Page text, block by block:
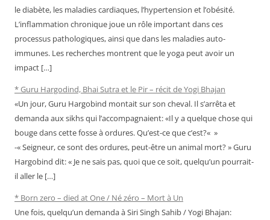
le diabète, les maladies cardiaques, l’hypertension et l’obésité.
L’inflammation chronique joue un rôle important dans ces
processus pathologiques, ainsi que dans les maladies auto-
immunes. Les recherches montrent que le yoga peut avoir un
impact […]
* Guru Hargodind, Bhai Sutra et le Pir – récit de Yogi Bhajan
«Un jour, Guru Hargobind montait sur son cheval. Il s’arrêta et
demanda aux sikhs qui l’accompagnaient: «Il y a quelque chose qui
bouge dans cette fosse à ordures. Qu’est-ce que c’est?« »
-« Seigneur, ce sont des ordures, peut-être un animal mort? » Guru
Hargobind dit: « Je ne sais pas, quoi que ce soit, quelqu’un pourrait-
il aller le […]
* Born zero – died at One / Né zéro – Mort à Un
Une fois, quelqu’un demanda à Siri Singh Sahib / Yogi Bhajan: